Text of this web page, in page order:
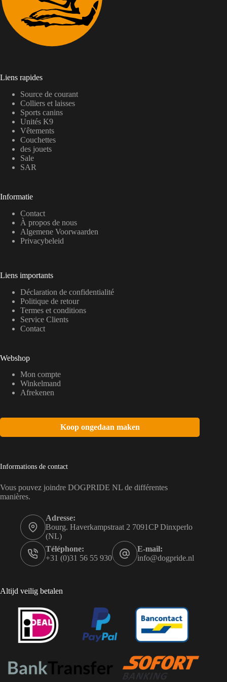
Liens rapides
Source de courant
Colliers et laisses
Sports canins
Unités K9
Vêtements
Couchettes
des jouets
Sale
SAR
Informatie
Contact
À propos de nous
Algemene Voorwaarden
Privacybeleid
Liens importants
Déclaration de confidentialité
Politique de retour
Termes et conditions
Service Clients
Contact
Webshop
Mon compte
Winkelmand
Afrekenen
Koop ongedaan maken
Informations de contact
Vous pouvez joindre DOGPRIDE NL de différentes
manières.
Adresse:
Bourg. Haverkampstraat 2 7091CP Dinxperlo
(NL)
Téléphone:
+31 (0)31 56 55 930
E-mail:
info@dogpride.nl
Altijd veilig betalen